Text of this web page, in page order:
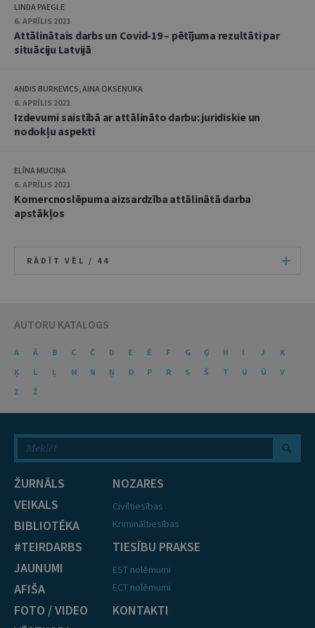
LINDA PAEGLE
6. APRĪLIS 2021
Attālinātais darbs un Covid-19 – pētījuma rezultāti par
situāciju Latvijā
ANDIS BURKEVICS, AINA OKSEŅUKA
6. APRĪLIS 2021
Izdevumi saistībā ar attālināto darbu: juridiskie un
nodokļu aspekti
ELĪNA MUCIŅA
6. APRĪLIS 2021
Komercnoslēpuma aizsardzība attālinātā darba
apstākļos
RĀDĪT VĒL / 44
AUTORU KATALOGS
A Ā B C Č D E Ē F G Ģ H I J
K
Ķ
L Ļ M N Ņ O P R S Š T U Ū
V
Z
Ž
ŽURNĀLS
VEIKALS
BIBLIOTĒKA
#TEIRDARBS
JAUNUMI
AFIŠA
FOTO / VIDEO
NOZARES
Civiltiesības
Krimināltiesības
TIESĪBU PRAKSE
EST nolēmumi
ECT nolēmumi
KONTAKTI